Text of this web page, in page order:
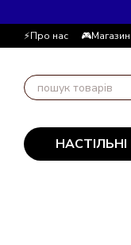
⚡Про нас
📚Блог
Автор
НАСТІЛЬНІ